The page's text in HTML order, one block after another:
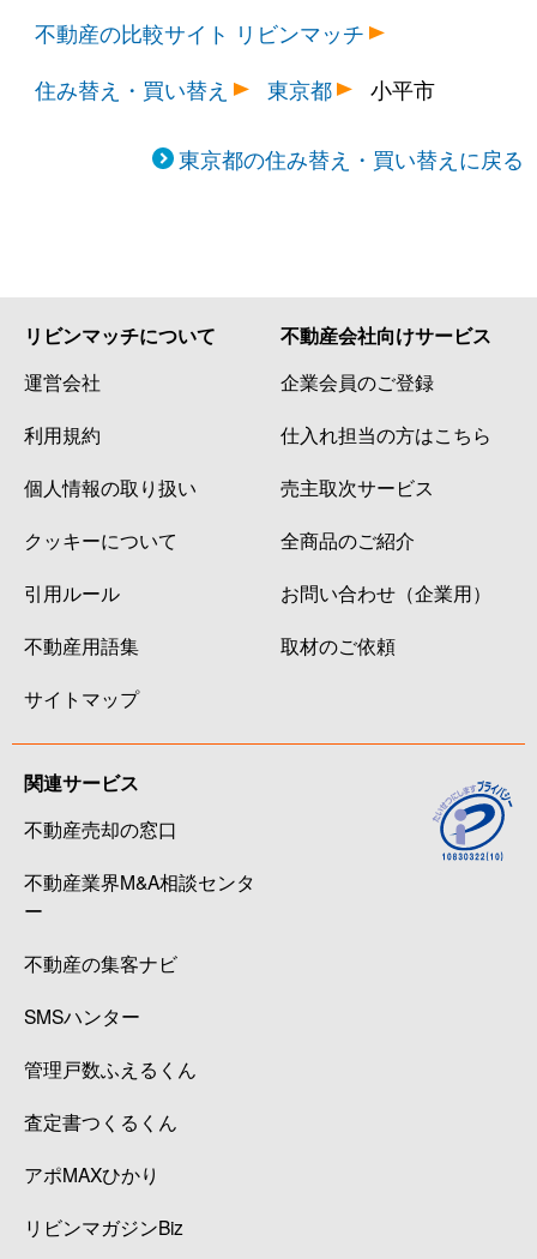
不動産の比較サイト リビンマッチ
住み替え・買い替え
東京都 小平市
東京都の住み替え・買い替えに戻る
リビンマッチについて
運営会社
利用規約
個人情報の取り扱い
クッキーについて
引用ルール
不動産用語集
サイトマップ
不動産会社向けサービス
企業会員のご登録
仕入れ担当の方はこちら
売主取次サービス
全商品のご紹介
お問い合わせ（企業用）
取材のご依頼
関連サービス
不動産売却の窓口
不動産業界M&A相談センタ
ー
不動産の集客ナビ
SMSハンター
管理戸数ふえるくん
査定書つくるくん
アポMAXひかり
リビンマガジンBiz